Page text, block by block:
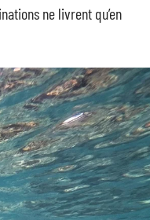
ne livrent qu’en